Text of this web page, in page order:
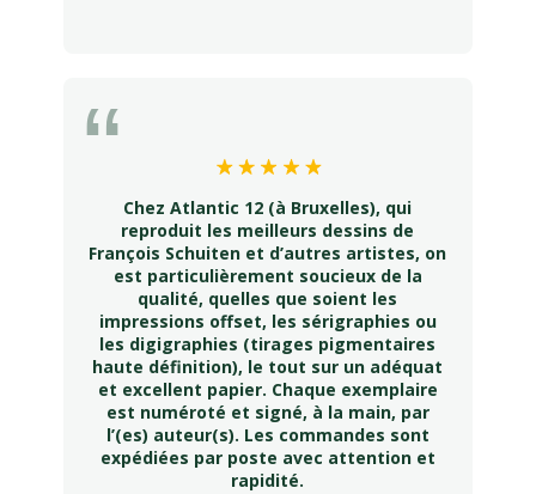
Chez Atlantic 12 (à Bruxelles), qui
reproduit les meilleurs dessins de
François Schuiten et d’autres artistes, on
est particulièrement soucieux de la
qualité, quelles que soient les
impressions offset, les sérigraphies ou
les digigraphies (tirages pigmentaires
haute définition), le tout sur un adéquat
et excellent papier. Chaque exemplaire
est numéroté et signé, à la main, par
l’(es) auteur(s). Les commandes sont
expédiées par poste avec attention et
rapidité.